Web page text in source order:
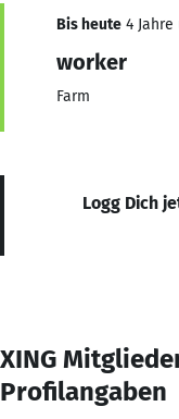
Bis heute 4
worker
Farm
Logg Dich
XING
Profilangaben